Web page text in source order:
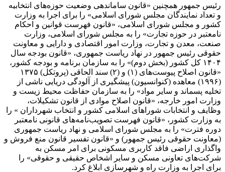
رئیس جمهور همچنین «قانون ساماندهی وضعیت حوزه‌های انتخابیه
و تعداد نمایندگان مجلس شورای اسلامی» را برای اجرا به وزارت
کشور و مجلس شورای اسلامی، «قانون فهرست قوانین و احکام
نامعتبر در حوزه تجارت» را به مجلس شورای اسلامی، وزارت
صنعت، معدن و تجارت، وزارت امور اقتصادی و دارایی و معاونت
حقوقی رئیس جمهور در نهاد ریاست جمهوری، «قانون بودجه سال
۱۴۰۴ کل کشور (بخش دوم)» را به سازمان برنامه و بودجه کشور،
«قانون اصلاح پیوست‌های (۱) و (۲) سند الحاقی (پروتکل) ۱۳۷۵
(۱۹۹۶) معاهده (کنوانسیون) پیشگیری از آلودگی دریایی ناشی از
تخلیه پسماند و سایر مواد» را به سازمان حفاظت محیط زیست و
وزارت امور خارجه، «قانون اصلاح موادی از قانون تشکیلات،
وظایف و انتخابات شوراهای اسلامی کشور و انتخاب شهرداران » را
به وزارت کشور، «قانون فهرست تصویب‌نامه‌های قانونی نامعتبر
دوره فترت» را به مجلس شورای اسلامی و نهاد ریاست جمهوری
(معاونت حقوقی رئیس جمهور) و «قانون تفسیر قانون منع فروش و
واگذاری اراضی فاقد کاربری مسکونی برای امر مسکن به
شرکت‌های تعاونی مسکن و سایر اشخاص حقیقی و حقوقی» را
برای اجرا به وزارت راه و شهرسازی ابلاغ کرد.